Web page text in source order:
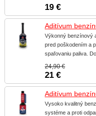
19 €
Aditívum
Výkonný benzínový
pred poškodením a
spaľovaniu paliva.
24,90 €
21 €
Aditívum
Vysoko kvalitný
systéme a proti